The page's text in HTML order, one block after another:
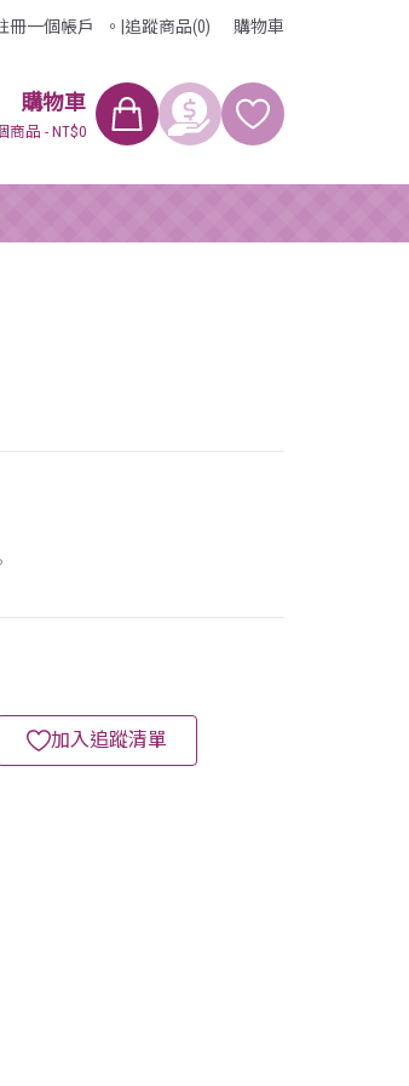
冊一個帳戶 。 追蹤商品(0) 購物車
購物車
商品 - NT$0
加入追蹤清單